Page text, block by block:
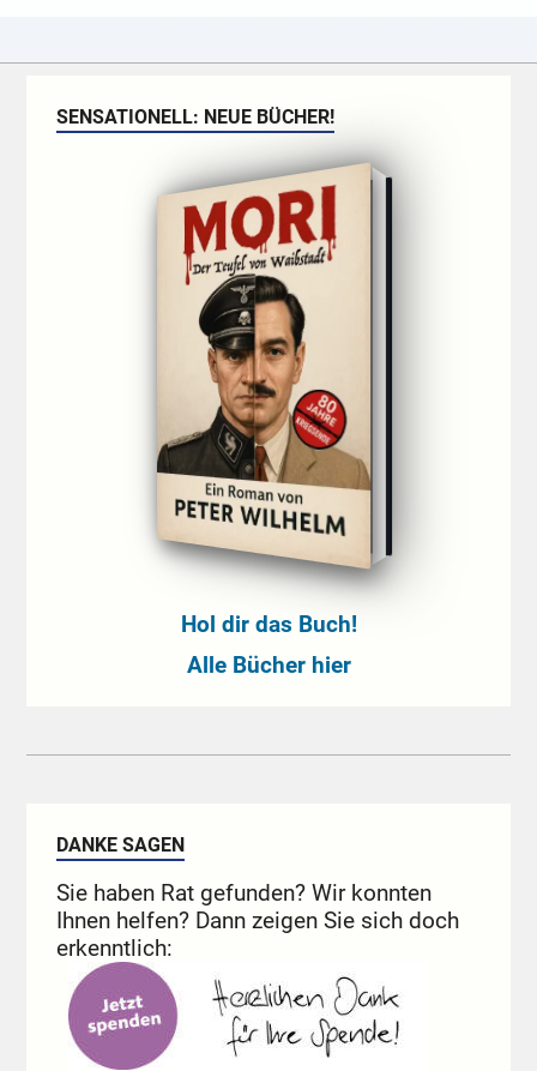
SENSATIONELL: NEUE BÜCHER!
Hol dir das Buch!
Alle Bücher hier
DANKE SAGEN
Sie haben Rat gefunden? Wir konnten
Ihnen helfen? Dann zeigen Sie sich doch
erkenntlich: